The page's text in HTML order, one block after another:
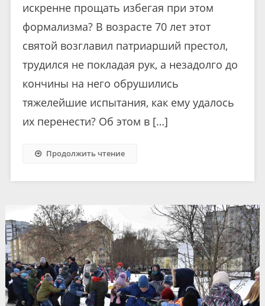
искренне прощать избегая при этом
формализма? В возрасте 70 лет этот
святой возглавил патриарший престол,
трудился не покладая рук, а незадолго до
кончины на него обрушились
тяжелейшие испытания, как ему удалось
их перенести? Об этом в […]
Продолжить чтение